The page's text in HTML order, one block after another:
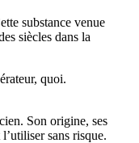
substance venue
siècles dans la
quoi.
Son origine, ses
sans risque.